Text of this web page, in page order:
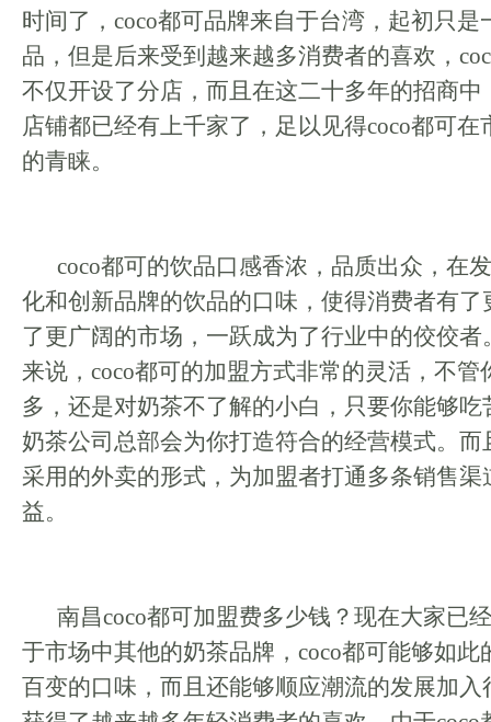
时间了，coco都可品牌来自于台湾，起初只是
品，但是后来受到越来越多消费者的喜欢，
不仅开设了分店，而且在这二十多年的招商中
店铺都已经有上千家了，足以见得coco都可在
的青睐。
coco都可的饮品口感香浓，品质出众，在
化和创新品牌的饮品的口味，使得消费者有了
了更广阔的市场，一跃成为了行业中的佼佼
来说，coco都可的加盟方式非常的灵活，不管
多，还是对奶茶不了解的小白，只要你能够吃
奶茶公司总部会为你打造符合的经营模式。而
采用的外卖的形式，为加盟者打通多条销售
益。
南昌coco都可加盟费多少钱？现在大家已
于市场中其他的奶茶品牌，coco都可能够如此
百变的口味，而且还能够顺应潮流的发展加入